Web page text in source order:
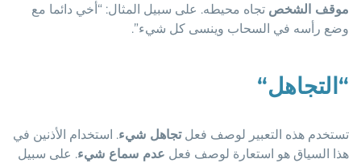
موقف الشخص تجاه محيطه. على سبيل المثال: “أخي دائما مع
وضع رأسه في السحاب وينسى كل شيء”.
“التجاهل“
تستخدم هذه التعبير لوصف فعل تجاهل شيء. استخدام الأذنين في
هذا السياق هو استعارة لوصف فعل عدم سماع شيء. على سبيل